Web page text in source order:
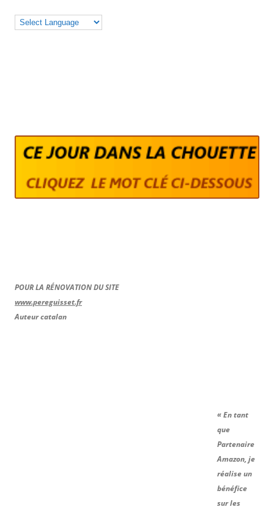
POUR LA RÉNOVATION DU SITE
www.pereguisset.fr
Auteur catalan
« En tant
que
Partenaire
Amazon, je
réalise un
bénéfice
sur les